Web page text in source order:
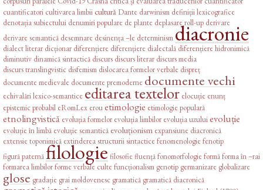
cuantificatori cultivarea limbii cultură Dante darwinism definiții lexicografice
denotația subiectului denumiri populare de plante deplasare roll-up derivare
derivare semantică desemnare desinența –le determinismdiacronie
dialect literar dicționar diferențiere diferențiere dialectală diferențiere hidronimică
diminutiv dinamică sintactică discurs discurs literar discurs media
discurs translingvistic disfemism dislocarea formelor verbale dispreț
documente medievale documente premoderne documente vechi
echivalări lexico-semantice editarea textelor elocuție enunț
epistemic probabil eRomLex erouetimologie etimologie populară
etnolingvistică evoluția formelor evoluția limbilor evoluția uzuluievoluție
evoluție în limbă evoluție semantică evoluționism expansiune diacronică
extensie toponimică extinderea structurii sintacticefenomenologiefenotip
figură paternăfilologiefilosofiefluențăfonomorfologieformăforma în –rai
formarea limbilorforme verbale cultefuncționalism genotip germanizare globalizare
glose gradație grai moldovenesc gramatică gramatică diacronică